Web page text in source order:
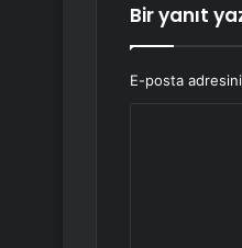
Bir yanıt
E-posta